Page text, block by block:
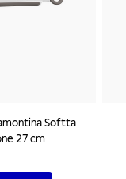
Softta
27 cm